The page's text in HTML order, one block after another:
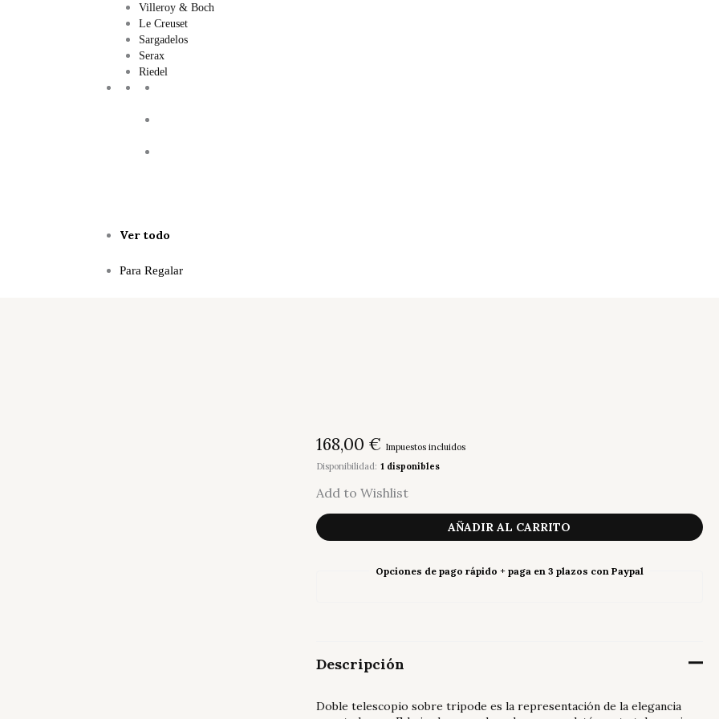
Villeroy & Boch
Le Creuset
Sargadelos
Serax
Riedel
Ver todo
Para Regalar
168,00 € Impuestos incluidos
Disponibilidad: 1 disponibles
Add to Wishlist
Pleiade
cantidad
AÑADIR AL CARRITO
Opciones de pago rápido + paga en 3 plazos con Paypal
Descripción
Doble telescopio sobre tripode es la representación de la elegancia